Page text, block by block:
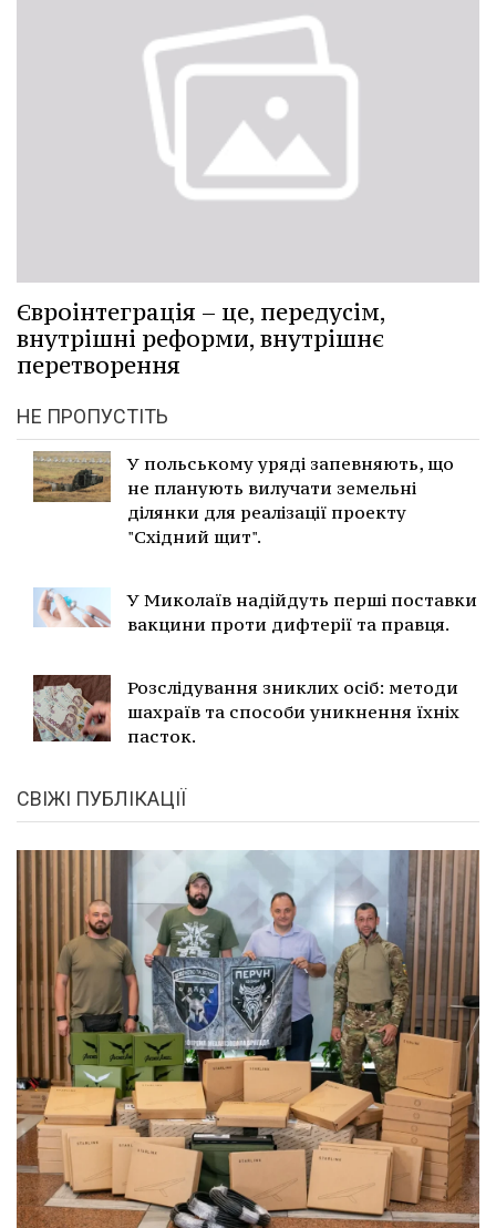
Євроінтеграція – це, передусім,
внутрішні реформи, внутрішнє
перетворення
НЕ ПРОПУСТІТЬ
У польському уряді запевняють, що
не планують вилучати земельні
ділянки для реалізації проекту
"Східний щит".
У Миколаїв надійдуть перші поставки
вакцини проти дифтерії та правця.
Розслідування зниклих осіб: методи
шахраїв та способи уникнення їхніх
пасток.
СВІЖІ ПУБЛІКАЦІЇ